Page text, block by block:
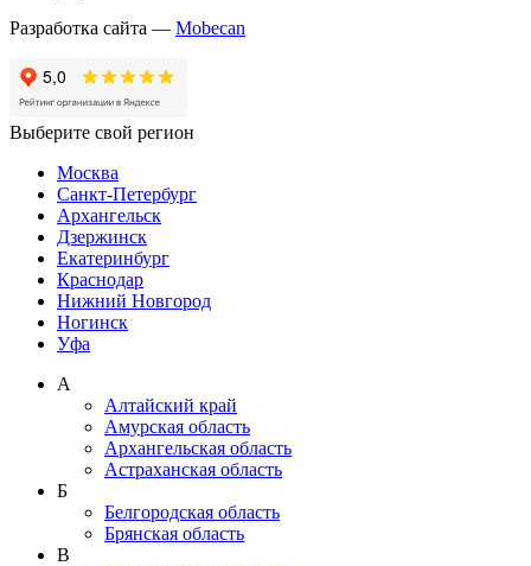
Разработка сайта — Mobecan
Выберите свой регион
Москва
Санкт-Петербург
Архангельск
Дзержинск
Екатеринбург
Краснодар
Нижний Новгород
Ногинск
Уфа
А
Алтайский край
Амурская область
Архангельская область
Астраханская область
Б
Белгородская область
Брянская область
В